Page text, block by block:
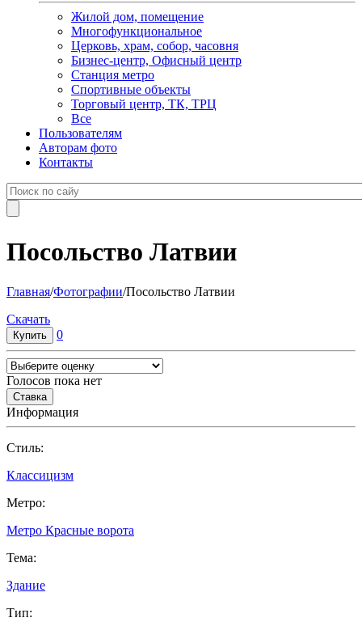
Жилой дом, помещение
Многофункциональное
Церковь, храм, собор, часовня
Бизнес-центр, Офисный центр
Станция метро
Спортивные объекты
Торговый центр, ТК, ТРЦ
Все
Пользователям
Авторам фото
Контакты
Посольство Латвии
Главная/Фотографии/Посольство Латвии
Cкачать
0
Голосов пока нет
Информация
Cтиль:
Классицизм
Метро:
Метро Красные ворота
Тема:
Здание
Тип: